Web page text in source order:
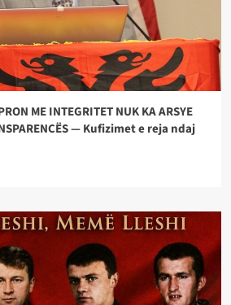
ME INTEGRITET NUK KA ARSYE
— Kufizimet e reja ndaj